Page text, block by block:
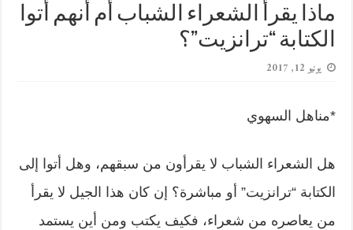
ماذا يقرأ الشعراء الشباب أم أنهم أتوا
الكتابة “ترانزيت”؟
يونيو 12, 2017
*مناهل السهوي
هل الشعراء الشباب لا يقرأون من سبقهم، وهل أتوا إلى
الكتابة “ترانزيت” أو مباشرة؟ إن كان هذا الجيل لا يقرأ
من يعاصره من شعراء، فكيف يكتب ومن أين يستمد